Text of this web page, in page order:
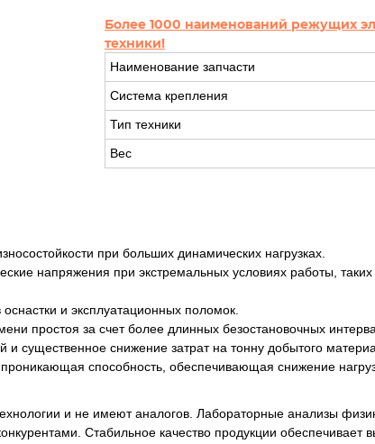
Более 1000 наименований режущих
техники!
Наименование запчасти
Система крепления
Тип техники
Вес
при больших динамических нагрузках.
напряжения при экстремальных условиях работы,
и эксплуатационных поломок.
простоя за счет более длинных безостановочных
и существенное снижение затрат на тонну добытого
способность, обеспечивающая снижение
и не имеют аналогов. Лабораторные анализы
Стабильное качество продукции обеспечивает